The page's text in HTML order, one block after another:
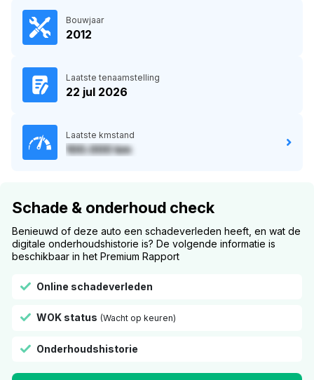
Bouwjaar
2012
Laatste tenaamstelling
22 jul 2026
Laatste kmstand
100.000 km
Schade & onderhoud check
Benieuwd of deze auto een schadeverleden heeft, en wat de
digitale onderhoudshistorie is? De volgende informatie is
beschikbaar in het Premium Rapport
Online schadeverleden
WOK status (Wacht op keuren)
Onderhoudshistorie